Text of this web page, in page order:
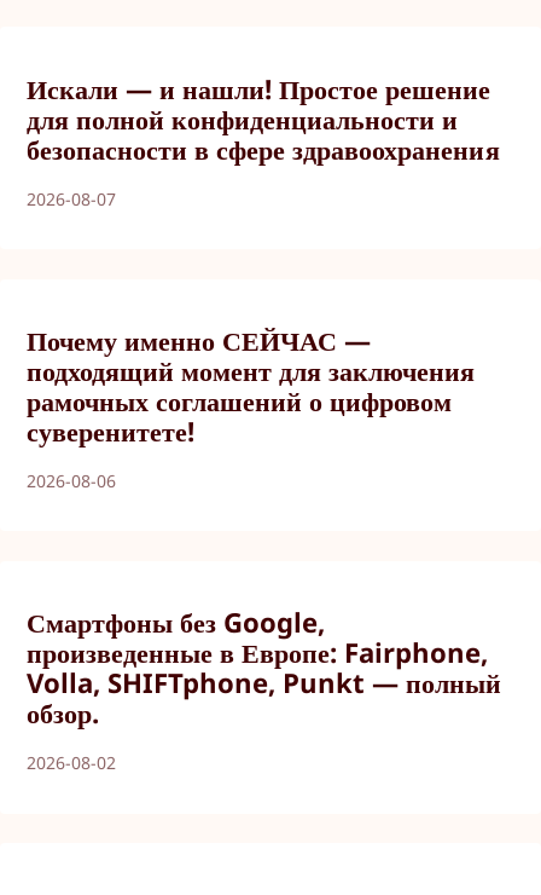
Искали — и нашли! Простое решение
для полной конфиденциальности и
безопасности в сфере здравоохранения
2026-08-07
Почему именно СЕЙЧАС —
подходящий момент для заключения
рамочных соглашений о цифровом
суверенитете!
2026-08-06
Смартфоны без Google,
произведенные в Европе: Fairphone,
Volla, SHIFTphone, Punkt — полный
обзор.
2026-08-02